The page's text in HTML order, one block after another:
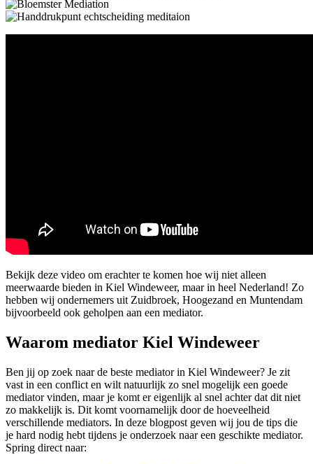
Bekijk deze video om erachter te komen hoe wij niet alleen
meerwaarde bieden in Kiel Windeweer, maar in heel Nederland! Zo
hebben wij ondernemers uit Zuidbroek, Hoogezand en Muntendam
bijvoorbeeld ook geholpen aan een mediator.
Waarom mediator Kiel Windeweer
Ben jij op zoek naar de beste mediator in Kiel Windeweer? Je zit
vast in een conflict en wilt natuurlijk zo snel mogelijk een goede
mediator vinden, maar je komt er eigenlijk al snel achter dat dit niet
zo makkelijk is. Dit komt voornamelijk door de hoeveelheid
verschillende mediators. In deze blogpost geven wij jou de tips die
je hard nodig hebt tijdens je onderzoek naar een geschikte mediator.
Spring direct naar: